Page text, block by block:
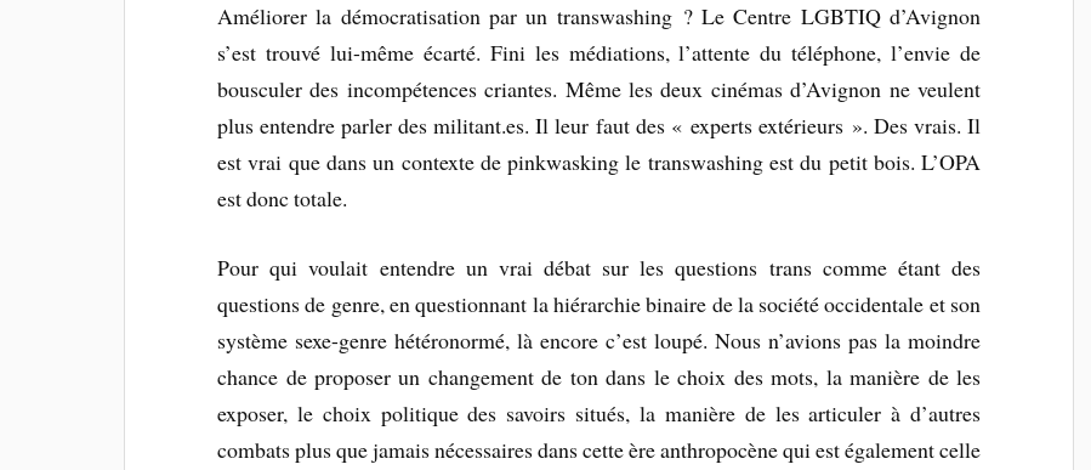
Améliorer la démocratisation par un transwashing ? Le Centre LGBTIQ d’Avignon
s’est trouvé lui-même écarté. Fini les médiations, l’attente du téléphone, l’envie de
bousculer des incompétences criantes. Même les deux cinémas d’Avignon ne veulent
plus entendre parler des militant.es. Il leur faut des « experts extérieurs ». Des vrais. Il
est vrai que dans un contexte de pinkwasking le transwashing est du petit bois. L’OPA
est donc totale.
Pour qui voulait entendre un vrai débat sur les questions trans comme étant des
questions de genre, en questionnant la hiérarchie binaire de la société occidentale et son
système sexe-genre hétéronormé, là encore c’est loupé. Nous n’avions pas la moindre
chance de proposer un changement de ton dans le choix des mots, la manière de les
exposer, le choix politique des savoirs situés, la manière de les articuler à d’autres
combats plus que jamais nécessaires dans cette ère anthropocène qui est également celle